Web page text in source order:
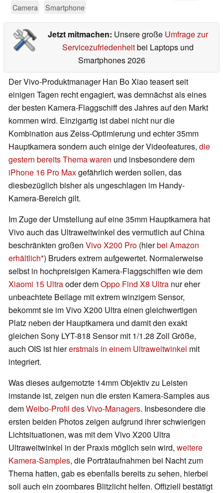
Camera
Smartphone
Jetzt mitmachen: Unsere große Umfrage zur
Servicezufriedenheitbei Laptops und
Smartphones 2026
Der Vivo-Produktmanager Han Bo Xiao teasert seit
einigen Tagen recht engagiert, was demnächst als eines
der besten Kamera-Flaggschiff des Jahres auf den Markt
kommen wird. Einzigartig ist dabei nicht nur die
Kombination aus Zeiss-Optimierung und echter 35mm
Hauptkamera sondern auch einige der Videofeatures, die
gestern bereits Thema waren und insbesondere dem
iPhone 16 Pro Maxgefährlich werden sollen, das
diesbezüglich bisher als ungeschlagen im Handy-
Kamera-Bereich gilt.
Im Zuge der Umstellung auf eine 35mm Hauptkamera hat
Vivo auch das Ultraweitwinkel des vermutlich auf China
beschränkten großen Vivo X200 Pro (hierbei Amazon
erhältlich ) Bruders extrem aufgewertet. Normalerweise
selbst in hochpreisigen Kamera-Flaggschiffen wie dem
Xiaomi 15 Ultraoder demOppo Find X8 Ultra nur eher
unbeachtete Beilage mit extrem winzigem Sensor,
bekommt sie im Vivo X200 Ultra einen gleichwertigen
Platz neben der Hauptkamera und damit den exakt
gleichen Sony LYT-818 Sensor mit 1/1.28 Zoll Größe,
auch OIS ist hiererstmals in einem Ultraweitwinkel mit
integriert.
Was dieses aufgemotzte 14mm Objektiv zu Leisten
imstande ist, zeigen nun die ersten Kamera-Samples aus
demWeibo-Profil des Vivo-Managers. Insbesondere die
ersten beiden Photos zeigen aufgrund ihrer schwierigen
Lichtsituationen, was mit dem Vivo X200 Ultra
Ultraweitwinkel in der Praxis möglich sein wird, weitere
Kamera-Samples, die Porträtaufnahmen bei Nacht zum
Thema hatten, gab es ebenfalls bereits zu sehen, hierbei
soll auch ein zoombares Blitzlicht helfen. Offiziell bestätigt